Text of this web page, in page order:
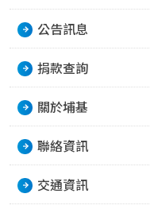
公告訊息
捐款查詢
關於埔基
聯絡資訊
交通資訊